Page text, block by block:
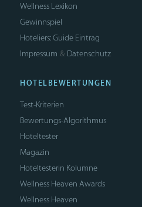
Wellness Lexikon
Gewinnspiel
Hoteliers: Guide Eintrag
Impressum & Datenschutz
HOTELBEWERTUNGEN
Test-Kriterien
Bewertungs-Algorithmus
Hoteltester
Magazin
Hoteltesterin Kolumne
Wellness Heaven Awards
Wellness Heaven